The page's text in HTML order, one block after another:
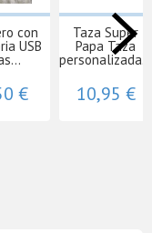
con
USB
€
Taza Super
Papa Taza
personalizada...
10,95 €